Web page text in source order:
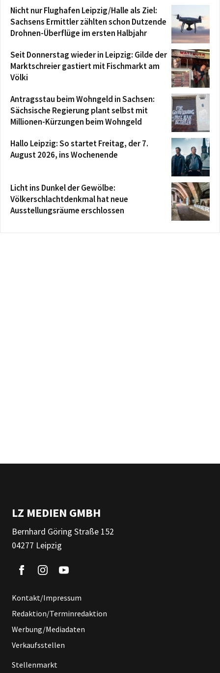
Nicht nur Flughafen Leipzig/Halle als Ziel:
Sachsens Ermittler zählten schon Dutzende
Drohnen-Überflüge im ersten Halbjahr
Seit Donnerstag wieder in Leipzig: Gilde der
Marktschreier gastiert mit Fischmarkt am
Völki
Antragsstau beim Wohngeld in Sachsen:
Sächsische Regierung plant selbst mit
Millionen-Kürzungen beim Wohngeld
Hallo Leipzig: So startet Freitag, der 7.
August 2026, ins Wochenende
Licht ins Dunkel der Gewölbe:
Völkerschlachtdenkmal hat neue
Ausstellungsräume erschlossen
LZ MEDIEN GMBH
Bernhard Göring Straße 152
04277 Leipzig
Kontakt/Impressum
Redaktion/Terminredaktion
Werbung/Mediadaten
Verkaufsstellen
Stellenmarkt